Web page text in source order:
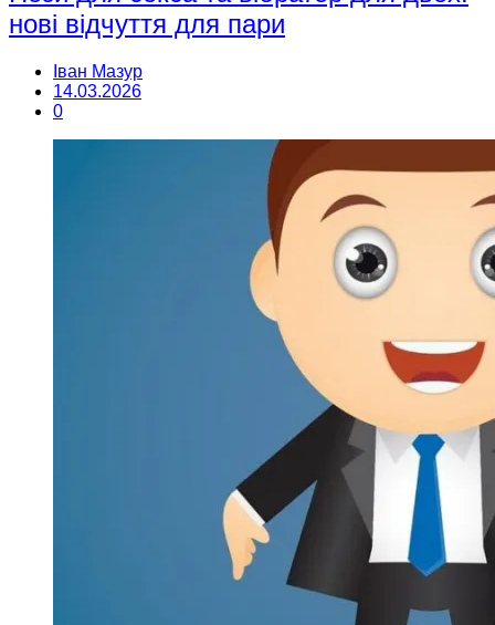
нові відчуття для пари
Іван Мазур
14.03.2026
0